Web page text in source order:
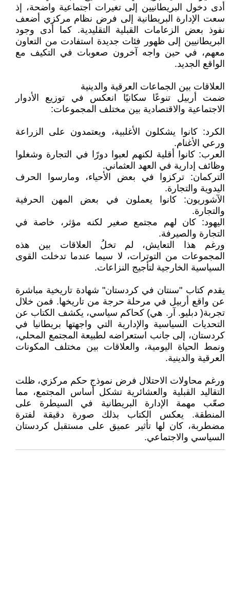
أدى دخول البريطانيين إلى تغيرات اجتماعية واضحة، إذ
سعت الإدارة البريطانية إلى فرض نظام مركزي أضعف
نفوذ بعض الزعامات القبلية التقليدية. كما أدى وجود
البريطانيين إلى ظهور فئات جديدة استفادت من التعاون
معهم، في حين واجه آخرون صعوبات في التكيف مع
الواقع الجديد.
العلاقات بين الجماعات العرقية والدينية
ضمت أربيل تنوعًا سكانيًا انعكس في توزيع الأدوار
الاجتماعية والاقتصادية بين مختلف المجموعات:
الكرد: كانوا يشكلون الأغلبية، ويعتمدون على الزراعة
ورعي الأغنام.
العرب: كانوا أقلية لكنهم لعبوا دورًا في التجارة وشغلوا
وظائف إدارية في العهد العثماني.
التركمان: تركزوا في بعض الأحياء، ومارسوا الحرف
اليدوية والتجارة.
الآشوريون: كانوا يعملون في بعض المهن الحرفية
والتجارة.
اليهود: كان لهم مجتمع صغير لكنه مؤثر، خاصة في
التجارة والصيرفة.
ورغم هذا التعايش، لم تخلُ العلاقات بين هذه
المجموعات من التوترات، لا سيما عندما تدخلت القوى
السياسية الخارجية لتأجيج النزاعات.
يقدم كتاب "سنتان في كردستان" شهادة تاريخية مباشرة
عن واقع أربيل في مرحلة حرجة من تاريخها. فمن خلال
تجربة( دبليو. آر. هي) كحاكم سياسي، يكشف الكتاب عن
التحديات السياسية والإدارية التي واجهتها بريطانيا في
كردستان، إلى جانب استعراضه لطبيعة المجتمع المحلي،
ونمط الحياة اليومية، والعلاقات بين مختلف المكونات
العرقية والدينية.
ورغم محاولات الاحتلال فرض نموذج حكم مركزي، ظلت
التقاليد القبلية والعشائرية تشكل أساس المجتمع، مما
صعّب مهمة الإدارة البريطانية في السيطرة على
المنطقة. يعكس الكتاب بذلك صورة دقيقة لفترة
مضطربة، كان لها تأثير عميق على مستقبل كردستان
السياسي والاجتماعي.